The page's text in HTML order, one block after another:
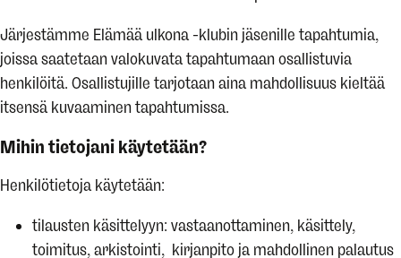
Järjestämme Elämää ulkona -klubin jäsenille tapahtumia,
joissa saatetaan valokuvata tapahtumaan osallistuvia
henkilöitä. Osallistujille tarjotaan aina mahdollisuus kieltää
itsensä kuvaaminen tapahtumissa.
Mihin tietojani käytetään?
Henkilötietoja käytetään:
tilausten käsittelyyn: vastaanottaminen, käsittely,
toimitus, arkistointi, kirjanpito ja mahdollinen palautus